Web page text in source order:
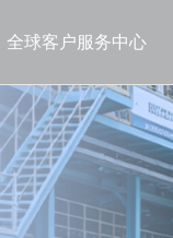
全球客户服务中心